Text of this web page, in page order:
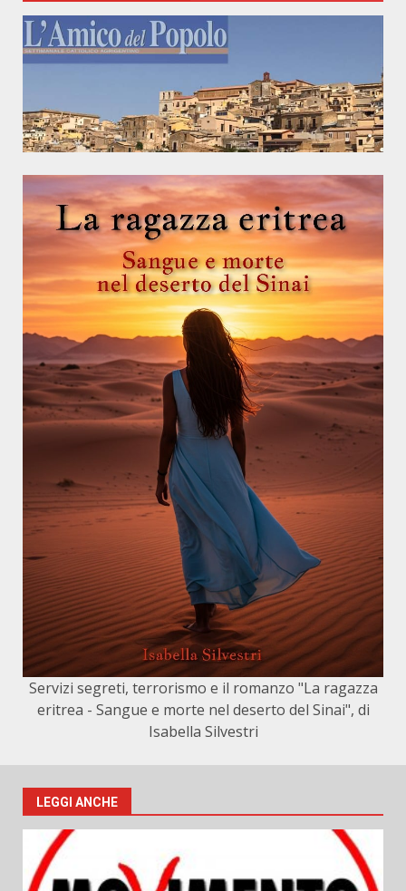
Servizi segreti, terrorismo e il romanzo "La ragazza
eritrea - Sangue e morte nel deserto del Sinai", di
Isabella Silvestri
LEGGI ANCHE